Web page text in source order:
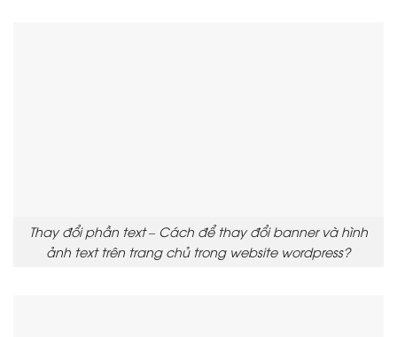
Thay đổi phần text – Cách để thay đổi banner và hình
ảnh text trên trang chủ trong website wordpress?